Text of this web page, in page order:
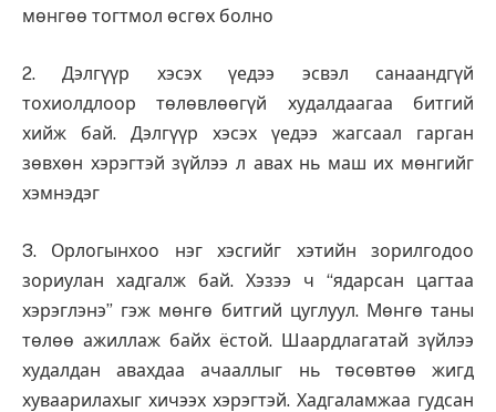
мөнгөө тогтмол өсгөх болно
2. Дэлгүүр хэсэх үедээ эсвэл санаандгүй
тохиолдлоор төлөвлөөгүй худалдаагаа битгий
хийж бай. Дэлгүүр хэсэх үедээ жагсаал гарган
зөвхөн хэрэгтэй зүйлээ л авах нь маш их мөнгийг
хэмнэдэг
3. Орлогынхоо нэг хэсгийг хэтийн зорилгодоо
зориулан хадгалж бай. Хэзээ ч “ядарсан цагтаа
хэрэглэнэ” гэж мөнгө битгий цуглуул. Мөнгө таны
төлөө ажиллаж байх ёстой. Шаардлагатай зүйлээ
худалдан авахдаа ачааллыг нь төсөвтөө жигд
хуваарилахыг хичээх хэрэгтэй. Хадгаламжаа гудсан